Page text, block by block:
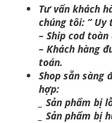
Tư vấn khách
chúng tôi: ” Uy
– Ship cod
– Khách hàng
toán.
Shop sẵn sàng
hợp:
_ Sản phẩm bị
_ Sản phẩm